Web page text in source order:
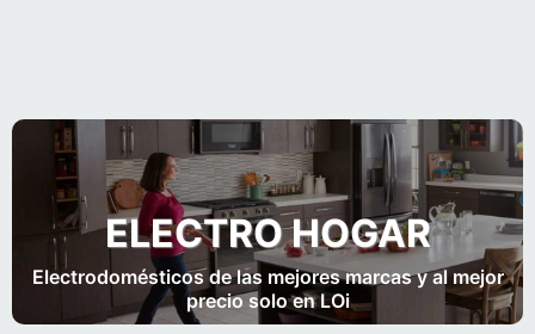
ELECTRO HOGAR
Electrodomésticos de las mejores marcas y al mejor
precio solo en LOi